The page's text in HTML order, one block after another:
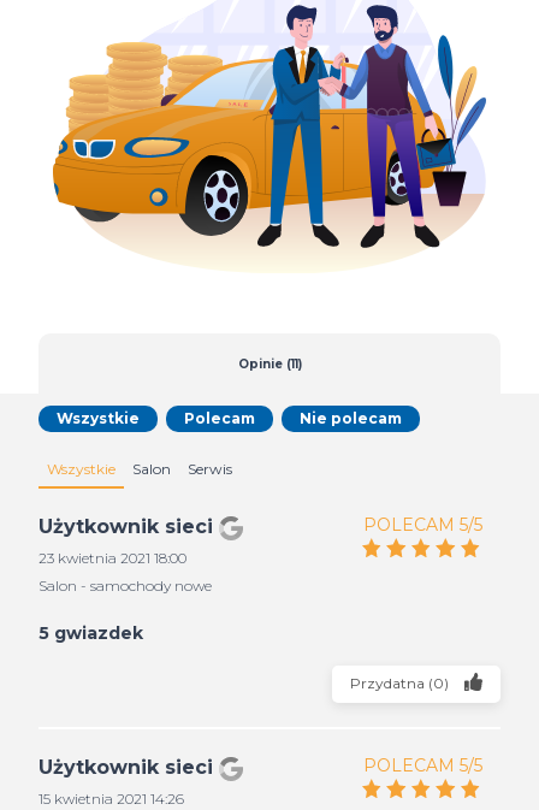
Opinie (11)
Wszystkie Salon Serwis
Wszystkie Polecam Nie polecam
Użytkownik sieci
23 kwietnia 2021 18:00
Salon - samochody nowe
POLECAM 5/5
5 gwiazdek
Przydatna (0)
Użytkownik sieci
15 kwietnia 2021 14:26
POLECAM 5/5